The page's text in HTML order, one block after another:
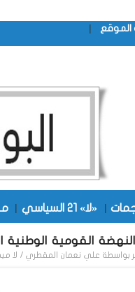
الموقع |
| «لا» 21 السياسي |
النهضة القومية الوطنية
بواسطة علي نعمان المقطري / لا